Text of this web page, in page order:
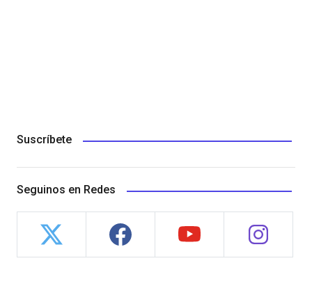
Suscríbete
Seguinos en Redes